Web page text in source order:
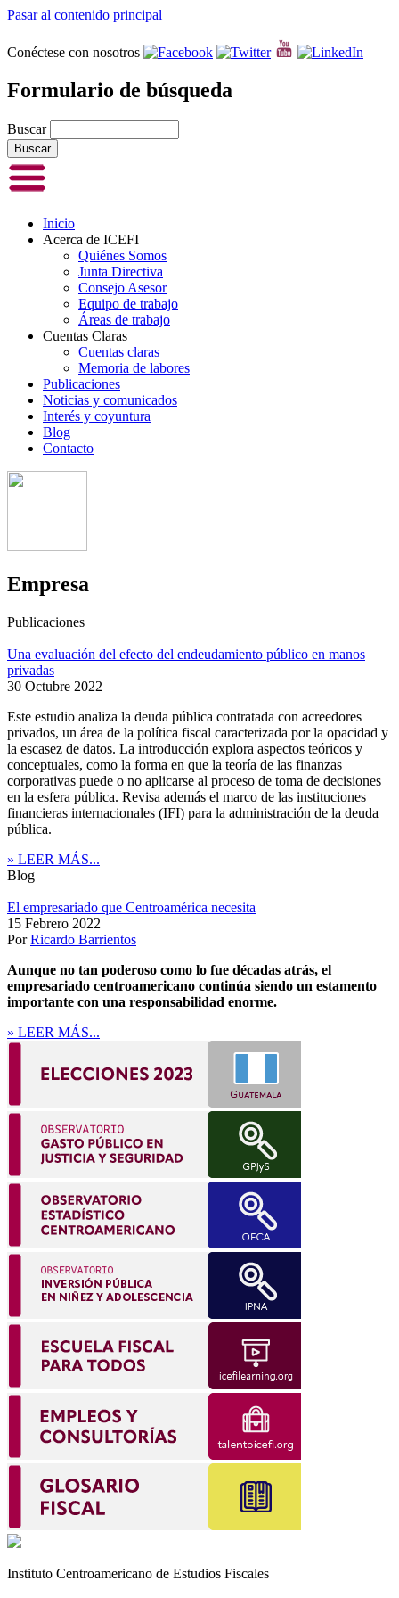
Pasar al contenido principal
Conéctese con nosotros
Formulario de búsqueda
Buscar
Inicio
Acerca de ICEFI
Quiénes Somos
Junta Directiva
Consejo Asesor
Equipo de trabajo
Áreas de trabajo
Cuentas Claras
Cuentas claras
Memoria de labores
Publicaciones
Noticias y comunicados
Interés y coyuntura
Blog
Contacto
Empresa
Publicaciones
Una evaluación del efecto del endeudamiento público en manos
privadas
30 Octubre 2022
Este estudio analiza la deuda pública contratada con acreedores
privados, un área de la política fiscal caracterizada por la opacidad y
la escasez de datos. La introducción explora aspectos teóricos y
conceptuales, como la forma en que la teoría de las finanzas
corporativas puede o no aplicarse al proceso de toma de decisiones
en la esfera pública. Revisa además el marco de las instituciones
financieras internacionales (IFI) para la administración de la deuda
pública.
» LEER MÁS...
Blog
El empresariado que Centroamérica necesita
15 Febrero 2022
PorRicardo Barrientos
Aunque no tan poderoso como lo fue décadas atrás, el
empresariado centroamericano continúa siendo un estamento
importante con una responsabilidad enorme.
» LEER MÁS...
Instituto Centroamericano de Estudios Fiscales